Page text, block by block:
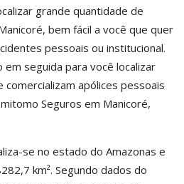
grande quantidade de
bem fácil a você que quer
pessoais ou institucional.
seguida para você localizar
apólices pessoais
Seguros em Manicoré,
se no estado do Amazonas e
km². Segundo dados do